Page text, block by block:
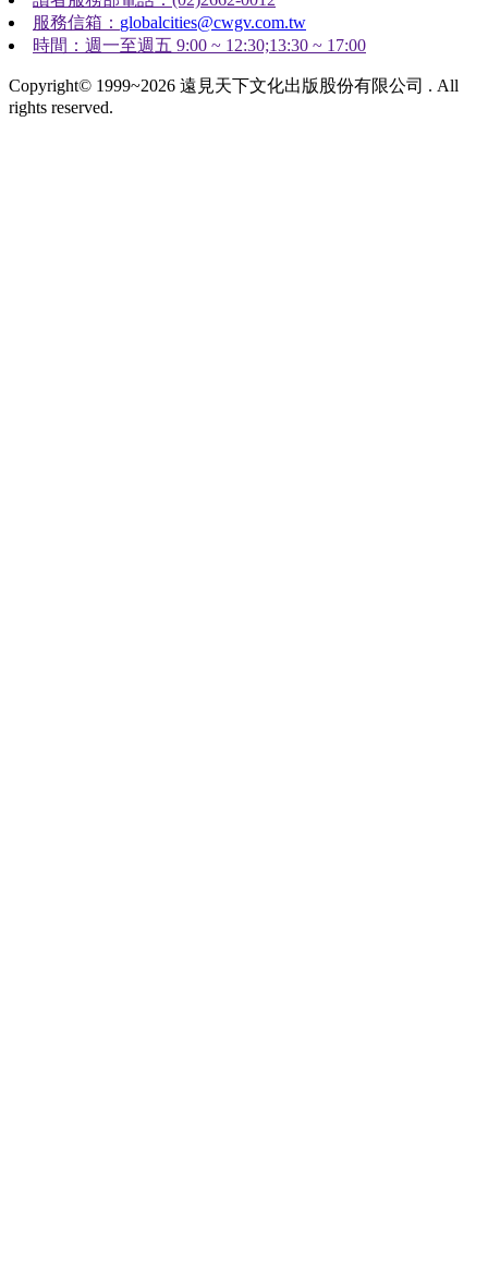
服務信箱： globalcities@cwgv.com.tw
時間：週一至週五 9:00 ~ 12:30;13:30 ~ 17:00
Copyright© 1999~2026 遠見天下文化出版股份有限公司 . All
rights reserved.